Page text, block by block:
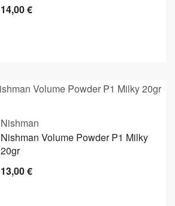
14,00€
Nishman
Nishman Volume Powder P1 Milky
20gr
13,00€